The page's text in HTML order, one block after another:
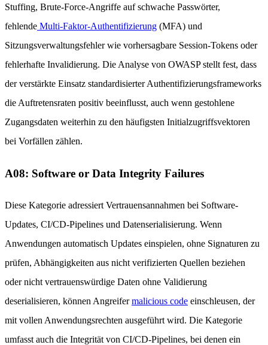
Stuffing, Brute-Force-Angriffe auf schwache Passwörter,
fehlende Multi-Faktor-Authentifizierung (MFA) und
Sitzungsverwaltungsfehler wie vorhersagbare Session-Tokens oder
fehlerhafte Invalidierung. Die Analyse von OWASP stellt fest, dass
der verstärkte Einsatz standardisierter Authentifizierungsframeworks
die Auftretensraten positiv beeinflusst, auch wenn gestohlene
Zugangsdaten weiterhin zu den häufigsten Initialzugriffsvektoren
bei Vorfällen zählen.
A08: Software or Data Integrity Failures
Diese Kategorie adressiert Vertrauensannahmen bei Software-
Updates, CI/CD-Pipelines und Datenserialisierung. Wenn
Anwendungen automatisch Updates einspielen, ohne Signaturen zu
prüfen, Abhängigkeiten aus nicht verifizierten Quellen beziehen
oder nicht vertrauenswürdige Daten ohne Validierung
deserialisieren, können Angreifermalicious code einschleusen, der
mit vollen Anwendungsrechten ausgeführt wird. Die Kategorie
umfasst auch die Integrität von CI/CD-Pipelines, bei denen ein